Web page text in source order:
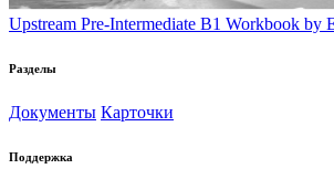
Upstream Pre-Intermediate B1 Workbook by
Разделы
Документы Карточки
Поддержка